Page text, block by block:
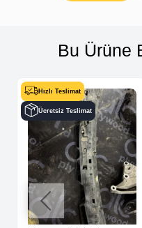
Bu Ürüne
Hızlı Teslimat
Ücretsiz Teslimat